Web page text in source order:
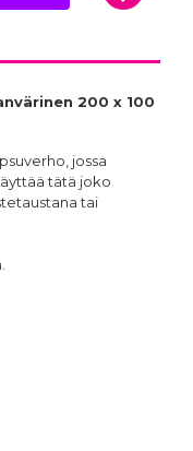
200 x 100
jossa
tätä joko
tai